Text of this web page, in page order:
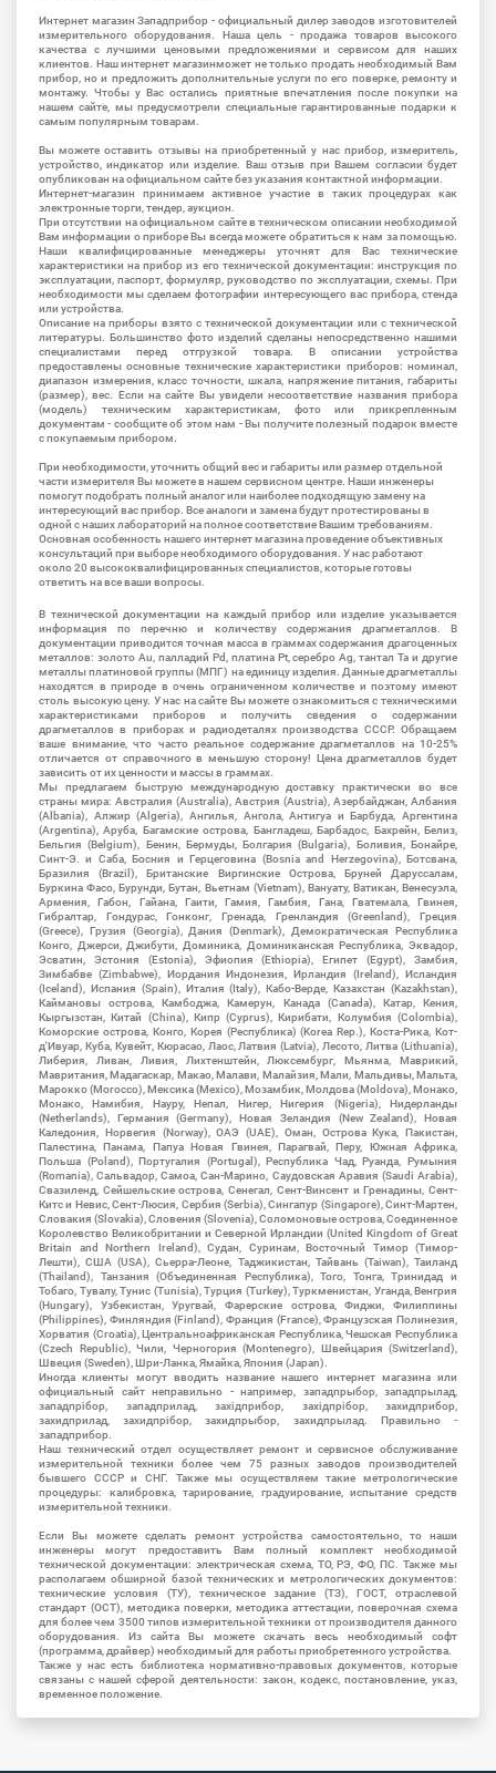
Интернет магазин Западприбор - официальный дилер заводов изготовителей
измерительного оборудования. Наша цель - продажа товаров высокого
качества с лучшими ценовыми предложениями и сервисом для наших
клиентов. Наш интернет магазинможет не только продать необходимый Вам
прибор, но и предложить дополнительные услуги по его поверке, ремонту и
монтажу. Чтобы у Вас остались приятные впечатления после покупки на
нашем сайте, мы предусмотрели специальные гарантированные подарки к
самым популярным товарам.
Вы можете оставить отзывы на приобретенный у нас прибор, измеритель,
устройство, индикатор или изделие. Ваш отзыв при Вашем согласии будет
опубликован на официальном сайте без указания контактной информации.
Интернет-магазин принимаем активное участие в таких процедурах как
электронные торги, тендер, аукцион.
При отсутствии на официальном сайте в техническом описании необходимой
Вам информации о приборе Вы всегда можете обратиться к нам за помощью.
Наши квалифицированные менеджеры уточнят для Вас технические
характеристики на прибор из его технической документации: инструкция по
эксплуатации, паспорт, формуляр, руководство по эксплуатации, схемы. При
необходимости мы сделаем фотографии интересующего вас прибора, стенда
или устройства.
Описание на приборы взято с технической документации или с технической
литературы. Большинство фото изделий сделаны непосредственно нашими
специалистами перед отгрузкой товара. В описании устройства
предоставлены основные технические характеристики приборов: номинал,
диапазон измерения, класс точности, шкала, напряжение питания, габариты
(размер), вес. Если на сайте Вы увидели несоответствие названия прибора
(модель) техническим характеристикам, фото или прикрепленным
документам - сообщите об этом нам - Вы получите полезный подарок вместе
с покупаемым прибором.
При необходимости, уточнить общий вес и габариты или размер отдельной
части измерителя Вы можете в нашем сервисном центре. Наши инженеры
помогут подобрать полный аналог или наиболее подходящую замену на
интересующий вас прибор. Все аналоги и замена будут протестированы в
одной с наших лабораторий на полное соответствие Вашим требованиям.
Основная особенность нашего интернет магазина проведение объективных
консультаций при выборе необходимого оборудования. У нас работают
около 20 высококвалифицированных специалистов, которые готовы
ответить на все ваши вопросы.
В технической документации на каждый прибор или изделие указывается
информация по перечню и количеству содержания драгметаллов. В
документации приводится точная масса в граммах содержания драгоценных
металлов: золото Au, палладий Pd, платина Pt, серебро Ag, тантал Ta и другие
металлы платиновой группы (МПГ) на единицу изделия. Данные драгметаллы
находятся в природе в очень ограниченном количестве и поэтому имеют
столь высокую цену. У нас на сайте Вы можете ознакомиться с техническими
характеристиками приборов и получить сведения о содержании
драгметаллов в приборах и радиодеталях производства СССР. Обращаем
ваше внимание, что часто реальное содержание драгметаллов на 10-25%
отличается от справочного в меньшую сторону! Цена драгметаллов будет
зависить от их ценности и массы в граммах.
Мы предлагаем быструю международную доставку практически во все
страны мира: Австралия (Australia), Австрия (Austria), Азербайджан, Албания
(Albania), Алжир (Algeria), Ангилья, Ангола, Антигуа и Барбуда, Аргентина
(Argentina), Аруба, Багамские острова, Бангладеш, Барбадос, Бахрейн, Белиз,
Бельгия (Belgium), Бенин, Бермуды, Болгария (Bulgaria), Боливия, Бонайре,
Синт-Э. и Саба, Босния и Герцеговина (Bosnia and Herzegovina), Ботсвана,
Бразилия (Brazil), Британские Виргинские Острова, Бруней Даруссалам,
Буркина Фасо, Бурунди, Бутан, Вьетнам (Vietnam), Вануату, Ватикан, Венесуэла,
Армения, Габон, Гайана, Гаити, Гамия, Гамбия, Гана, Гватемала, Гвинея,
Гибралтар, Гондурас, Гонконг, Гренада, Гренландия (Greenland), Греция
(Greece), Грузия (Georgia), Дания (Denmark), Демократическая Республика
Конго, Джерси, Джибути, Доминика, Доминиканская Республика, Эквадор,
Эсватин, Эстония (Estonia), Эфиопия (Ethiopia), Египет (Egypt), Замбия,
Зимбабве (Zimbabwe), Иордания Индонезия, Ирландия (Ireland), Исландия
(Iceland), Испания (Spain), Италия (Italy), Кабо-Верде, Казахстан (Kazakhstan),
Каймановы острова, Камбоджа, Камерун, Канада (Canada), Катар, Кения,
Кыргызстан, Китай (China), Кипр (Cyprus), Кирибати, Колумбия (Colombia),
Коморские острова, Конго, Корея (Республика) (Korea Rep.), Коста-Рика, Кот-
д'Ивуар, Куба, Кувейт, Кюрасао, Лаос, Латвия (Latvia), Лесото, Литва (Lithuania),
Либерия, Ливан, Ливия, Лихтенштейн, Люксембург, Мьянма, Маврикий,
Мавритания, Мадагаскар, Макао, Малави, Малайзия, Мали, Мальдивы, Мальта,
Марокко (Morocco), Мексика (Mexico), Мозамбик, Молдова (Moldova), Монако,
Монако, Намибия, Науру, Непал, Нигер, Нигерия (Nigeria), Нидерланды
(Netherlands), Германия (Germany), Новая Зеландия (New Zealand), Новая
Каледония, Норвегия (Norway), ОАЭ (UAE), Оман, Острова Кука, Пакистан,
Палестина, Панама, Папуа Новая Гвинея, Парагвай, Перу, Южная Африка,
Польша (Poland), Португалия (Portugal), Республика Чад, Руанда, Румыния
(Romania), Сальвадор, Самоа, Сан-Марино, Саудовская Аравия (Saudi Arabia),
Свазиленд, Сейшельские острова, Сенегал, Сент-Винсент и Гренадины, Сент-
Китс и Невис, Сент-Люсия, Сербия (Serbia), Сингапур (Singapore), Синт-Мартен,
Словакия (Slovakia), Словения (Slovenia), Соломоновые острова, Соединенное
Королевство Великобритании и Северной Ирландии (United Kingdom of Great
Britain and Northern Ireland), Судан, Суринам, Восточный Тимор (Тимор-
Лешти), США (USA), Сьерра-Леоне, Таджикистан, Тайвань (Taiwan), Таиланд
(Thailand), Танзания (Объединенная Республика), Того, Тонга, Тринидад и
Тобаго, Тувалу, Тунис (Tunisia), Турция (Turkey), Туркменистан, Уганда, Венгрия
(Hungary), Узбекистан, Уругвай, Фарерские острова, Фиджи, Филиппины
(Philippines), Финляндия (Finland), Франция (France), Французская Полинезия,
Хорватия (Croatia), Центральноафриканская Республика, Чешская Республика
(Czech Republic), Чили, Черногория (Montenegro), Швейцария (Switzerland),
Швеция (Sweden), Шри-Ланка, Ямайка, Япония (Japan).
Иногда клиенты могут вводить название нашего интернет магазина или
официальный сайт неправильно - например, западпрыбор, западпрылад,
западпрібор, западприлад, західприбор, західпрібор, захидприбор,
захидприлад, захидпрібор, захидпрыбор, захидпрылад. Правильно -
западприбор.
Наш технический отдел осуществляет ремонт и сервисное обслуживание
измерительной техники более чем 75 разных заводов производителей
бывшего СССР и СНГ. Также мы осуществляем такие метрологические
процедуры: калибровка, тарирование, градуирование, испытание средств
измерительной техники.
Если Вы можете сделать ремонт устройства самостоятельно, то наши
инженеры могут предоставить Вам полный комплект необходимой
технической документации: электрическая схема, ТО, РЭ, ФО, ПС. Также мы
располагаем обширной базой технических и метрологических документов:
технические условия (ТУ), техническое задание (ТЗ), ГОСТ, отраслевой
стандарт (ОСТ), методика поверки, методика аттестации, поверочная схема
для более чем 3500 типов измерительной техники от производителя данного
оборудования. Из сайта Вы можете скачать весь необходимый софт
(программа, драйвер) необходимый для работы приобретенного устройства.
Также у нас есть библиотека нормативно-правовых документов, которые
связаны с нашей сферой деятельности: закон, кодекс, постановление, указ,
временное положение.